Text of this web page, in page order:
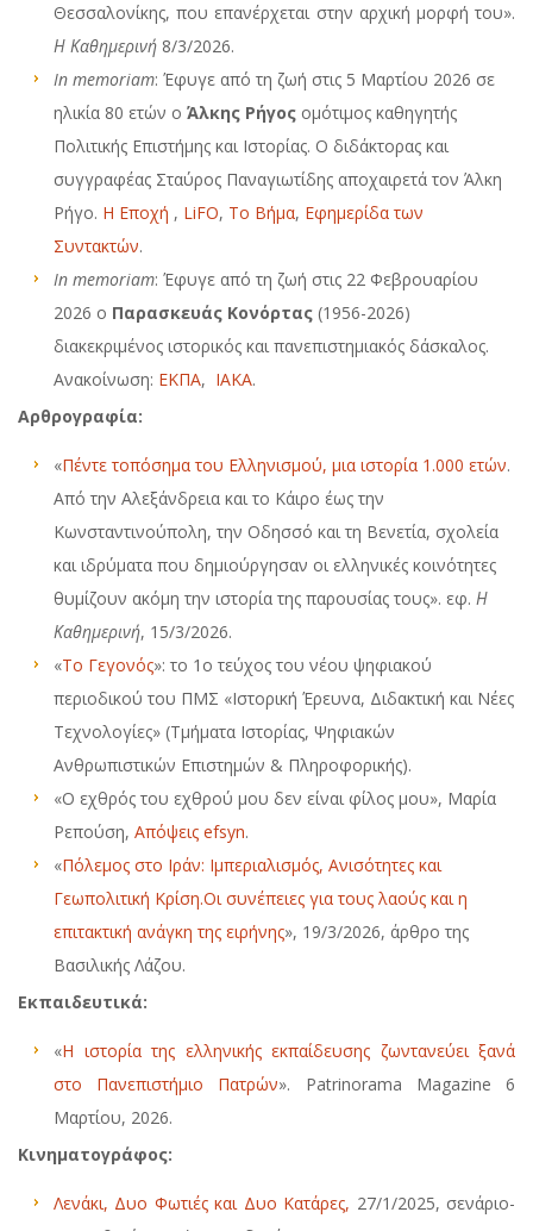
Θεσσαλονίκης, που επανέρχεται στην αρχική μορφή του».
Η Καθημερινή 8/3/2026.
In memoriam: Έφυγε από τη ζωή στις 5 Μαρτίου 2026 σε
ηλικία 80 ετών ο Άλκης Ρήγος ομότιμος καθηγητής
Πολιτικής Επιστήμης και Ιστορίας. Ο διδάκτορας και
συγγραφέας Σταύρος Παναγιωτίδης αποχαιρετά τον Άλκη
Ρήγο. Η Εποχή , LiFO, Το Βήμα, Εφημερίδα των
Συντακτών.
In memoriam: Έφυγε από τη ζωή στις 22 Φεβρουαρίου
2026 ο Παρασκευάς Κονόρτας (1956-2026)
διακεκριμένος ιστορικός και πανεπιστημιακός δάσκαλος.
Ανακοίνωση: ΕΚΠΑ, ΙΑΚΑ.
Αρθρογραφία:
«Πέντε τοπόσημα του Ελληνισμού, μια ιστορία 1.000 ετών.
Από την Αλεξάνδρεια και το Κάιρο έως την
Κωνσταντινούπολη, την Οδησσό και τη Βενετία, σχολεία
και ιδρύματα που δημιούργησαν οι ελληνικές κοινότητες
θυμίζουν ακόμη την ιστορία της παρουσίας τους». εφ. Η
Καθημερινή, 15/3/2026.
«Το Γεγονός»: το 1ο τεύχος του νέου ψηφιακού
περιοδικού του ΠΜΣ «Ιστορική Έρευνα, Διδακτική και Νέες
Τεχνολογίες» (Τμήματα Ιστορίας, Ψηφιακών
Ανθρωπιστικών Επιστημών & Πληροφορικής).
«Ο εχθρός του εχθρού μου δεν είναι φίλος μου», Μαρία
Ρεπούση, Απόψεις efsyn.
«Πόλεμος στο Ιράν: Ιμπεριαλισμός, Ανισότητες και
Γεωπολιτική Κρίση.Οι συνέπειες για τους λαούς και η
επιτακτική ανάγκη της ειρήνης», 19/3/2026, άρθρο της
Βασιλικής Λάζου.
Εκπαιδευτικά:
«Η ιστορία της ελληνικής εκπαίδευσης ζωντανεύει ξανά
στο Πανεπιστήμιο Πατρών». Patrinorama Magazine 6
Μαρτίου, 2026.
Κινηματογράφος:
Λενάκι, Δυο Φωτιές και Δυο Κατάρες, 27/1/2025, σενάριο-